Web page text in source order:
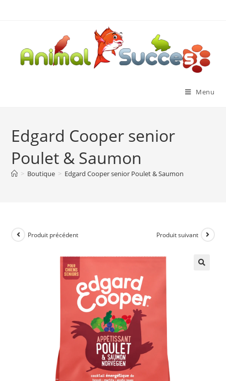
Menu
Edgard Cooper senior
Poulet & Saumon
> Boutique > Edgard Cooper senior Poulet & Saumon
Produit précédent Produit suivant